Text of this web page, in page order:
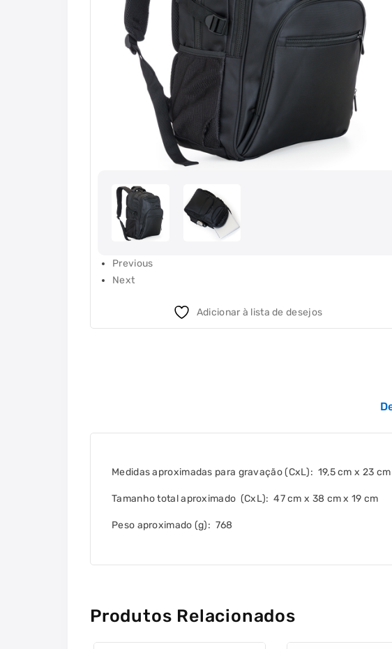
Previous
Next
Adicionar à lista de desejos
Medidas aproximadas para gravação(CxL): 19,5 cm x 23 cm
Tamanho total aproximado (CxL): 47 cm x 38 cm x 19 cm
Peso aproximado (g): 768
Produtos Relacionados